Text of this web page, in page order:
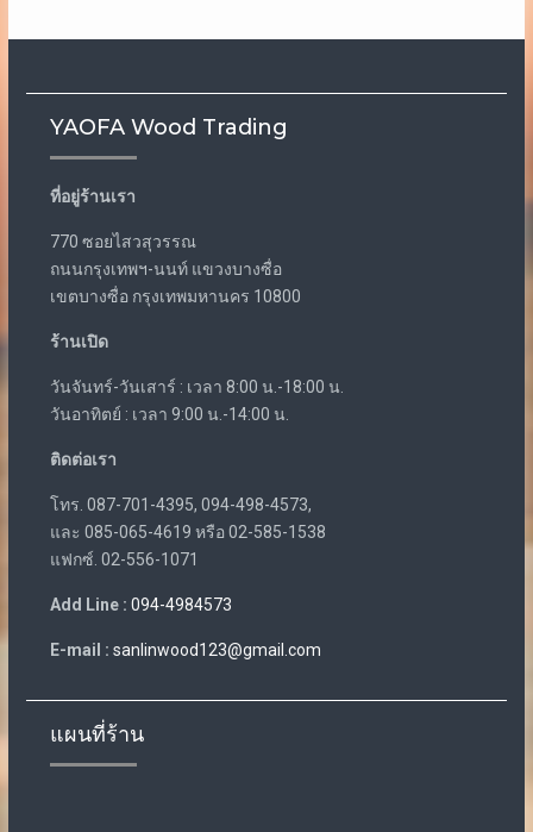
YAOFA Wood Trading
ที่อยู่ร้านเรา
770 ซอยไสวสุวรรณ
ถนนกรุงเทพฯ-นนท์ แขวงบางซื่อ
เขตบางซื่อ กรุงเทพมหานคร 10800
ร้านเปิด
วันจันทร์-วันเสาร์ : เวลา 8:00 น.-18:00 น.
วันอาทิตย์ : เวลา 9:00 น.-14:00 น.
ติดต่อเรา
โทร. 087-701-4395, 094-498-4573,
และ 085-065-4619 หรือ 02-585-1538
แฟกซ์. 02-556-1071
Add Line : 094-4984573
E-mail : sanlinwood123@gmail.com
แผนที่ร้าน